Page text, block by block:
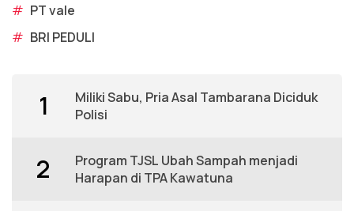
# PT vale
# BRI PEDULI
1
Miliki Sabu, Pria Asal Tambarana Diciduk
Polisi
2
Program TJSL Ubah Sampah menjadi
Harapan di TPA Kawatuna